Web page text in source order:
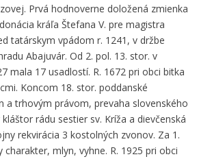
Prvá hodnoverne doložená zmienka
kráľa Štefana V. pre magistra
tatárskym vpádom r. 1241, v držbe
Abajuvár. Od 2. pol. 13. stor. v
mala 17 usadlostí. R. 1672 pri obci bitka
Koncom 18. stor. poddanské
a trhovým právom, prevaha slovenského
rádu sestier sv. Kríža a dievčenská
rekvirácia 3 kostolných zvonov. Za 1.
charakter, mlyn, vyhne. R. 1925 pri obci